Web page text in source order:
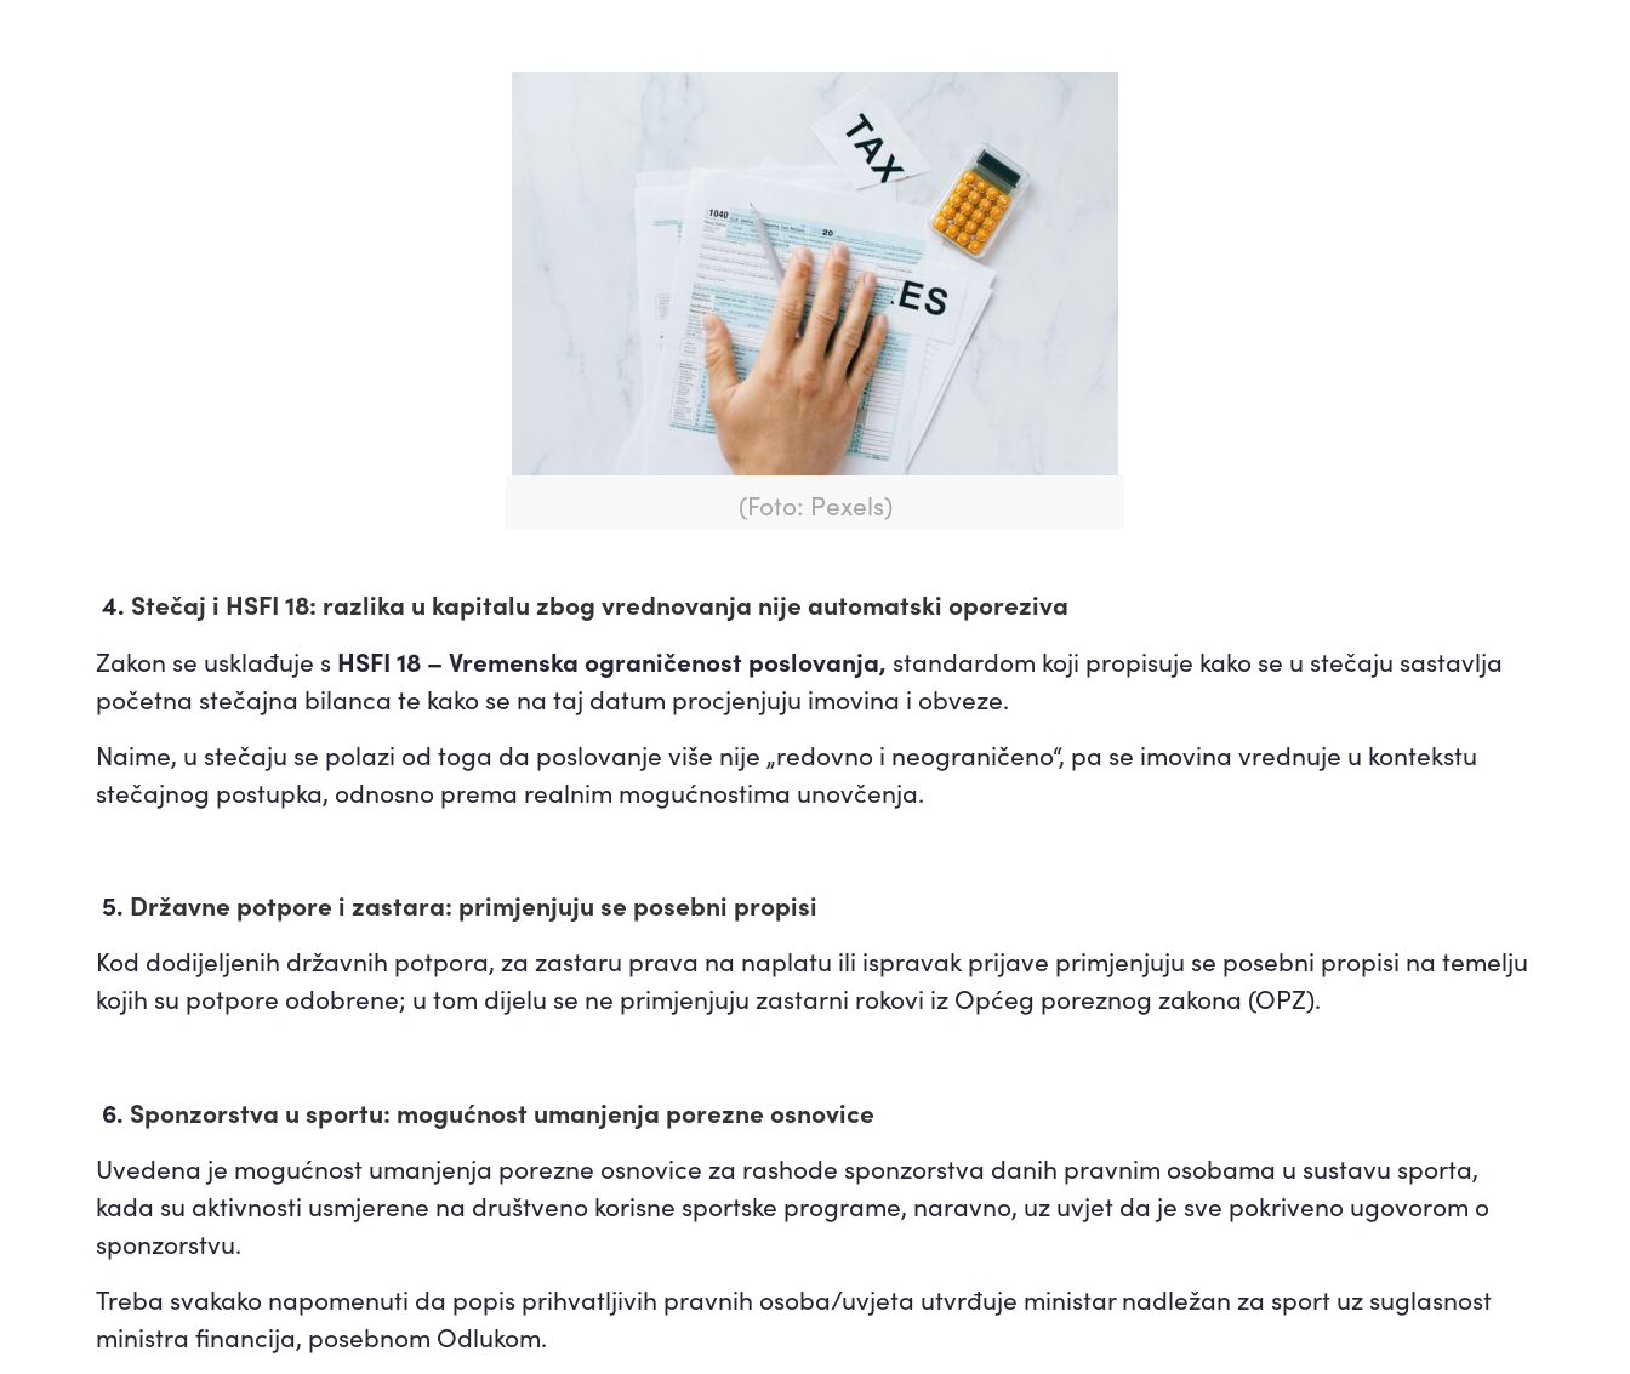
(Foto: Pexels)
4. Stečaj i HSFI 18: razlika u kapitalu zbog vrednovanja nije automatski oporeziva
Zakon se usklađuje s HSFI 18 – Vremenska ograničenost poslovanja, standardom koji propisuje kako se u stečaju sastavlja
početna stečajna bilanca te kako se na taj datum procjenjuju imovina i obveze.
Naime, u stečaju se polazi od toga da poslovanje više nije „redovno i neograničeno“, pa se imovina vrednuje u kontekstu
stečajnog postupka, odnosno prema realnim mogućnostima unovčenja.
5. Državne potpore i zastara: primjenjuju se posebni propisi
Kod dodijeljenih državnih potpora, za zastaru prava na naplatu ili ispravak prijave primjenjuju se posebni propisi na temelju
kojih su potpore odobrene; u tom dijelu se ne primjenjuju zastarni rokovi iz Općeg poreznog zakona (OPZ).
6. Sponzorstva u sportu: mogućnost umanjenja porezne osnovice
Uvedena je mogućnost umanjenja porezne osnovice za rashode sponzorstva danih pravnim osobama u sustavu sporta,
kada su aktivnosti usmjerene na društveno korisne sportske programe, naravno, uz uvjet da je sve pokriveno ugovorom o
sponzorstvu.
Treba svakako napomenuti da popis prihvatljivih pravnih osoba/uvjeta utvrđuje ministar nadležan za sport uz suglasnost
ministra financija, posebnom Odlukom.